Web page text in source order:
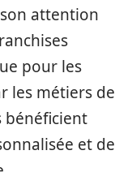
attention
pour les
les métiers de
bénéficient
et de